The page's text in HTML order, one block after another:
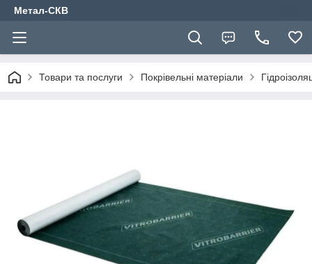
Метал-СКВ
Товари та послуги Покрівельні матеріали